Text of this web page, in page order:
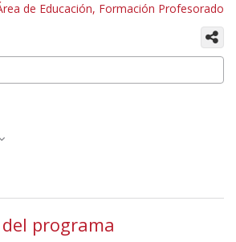
de Educación, Formación Profesorado
programa